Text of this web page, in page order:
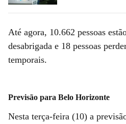
Até agora, 10.662 pessoas
desabrigada e 18 pessoas
temporais.
Previsão para Belo Horizonte
Nesta terça-feira (10) a